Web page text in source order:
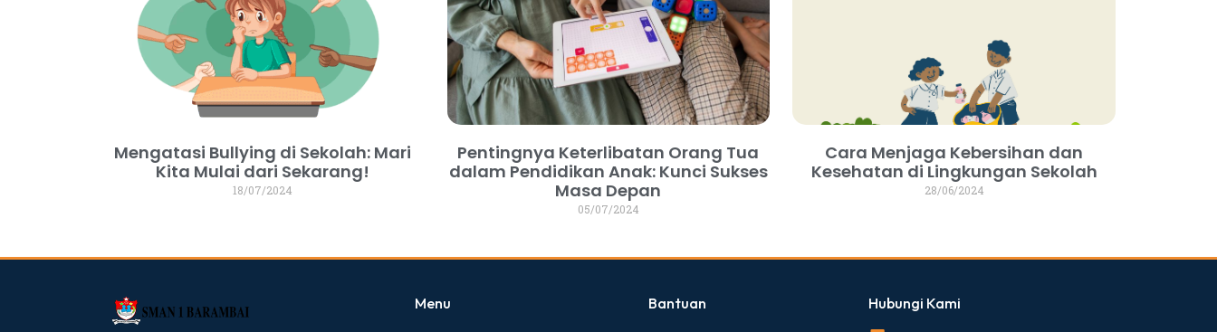
Mengatasi Bullying di Sekolah: Mari
Kita Mulai dari Sekarang!
18/07/2024
Pentingnya Keterlibatan Orang Tua
dalam Pendidikan Anak: Kunci Sukses
Masa Depan
05/07/2024
Cara Menjaga Kebersihan dan
Kesehatan di Lingkungan Sekolah
28/06/2024
Menu Bantuan Hubungi Kami